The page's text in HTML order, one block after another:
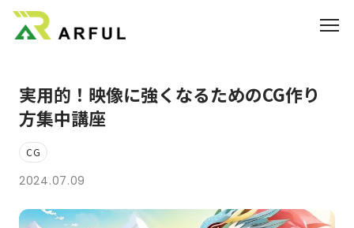
実用的！映像に強くなるためのCG作り
方集中講座
CG
2024.07.09
業界別の活用方法
360°VR
料金